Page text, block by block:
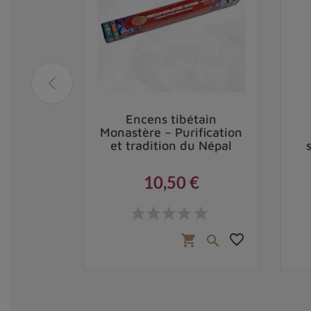
Encens tibétain
Monastère – Purification
et tradition du Népal
10,50 €
shopping_cart  favorite_border